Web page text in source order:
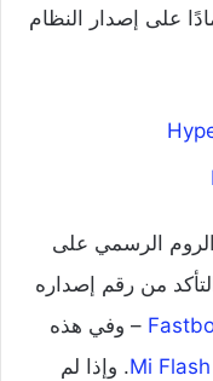
على إصدار النظام
الروم الرسمي على
من رقم إصداره
– وفي هذه
. وإذا لم